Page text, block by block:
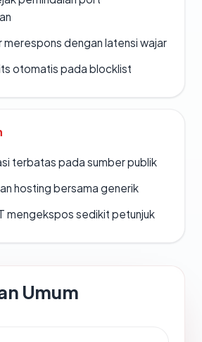
merespons dengan latensi wajar
otomatis pada blocklist
terbatas pada sumber publik
hosting bersama generik
mengekspos sedikit petunjuk
Umum